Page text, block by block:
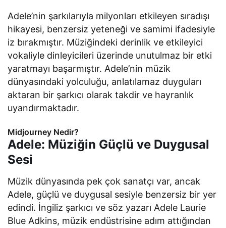
Adele’nin şarkılarıyla milyonları etkileyen sıradışı
hikayesi, benzersiz yeteneği ve samimi ifadesiyle
iz bırakmıştır. Müziğindeki derinlik ve etkileyici
vokaliyle dinleyicileri üzerinde unutulmaz bir etki
yaratmayı başarmıştır. Adele’nin müzik
dünyasındaki yolculuğu, anlatılamaz duyguları
aktaran bir şarkıcı olarak takdir ve hayranlık
uyandırmaktadır.
Midjourney Nedir?
Adele: Müziğin Güçlü ve Duygusal
Sesi
Müzik dünyasında pek çok sanatçı var, ancak
Adele, güçlü ve duygusal sesiyle benzersiz bir yer
edindi. İngiliz şarkıcı ve söz yazarı Adele Laurie
Blue Adkins, müzik endüstrisine adım attığından